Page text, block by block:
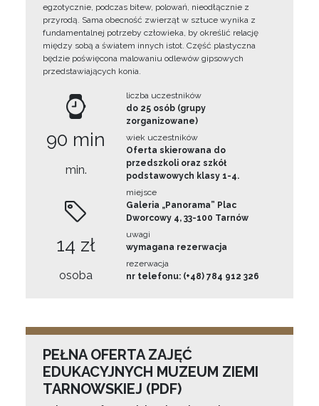
egzotycznie, podczas bitew, polowań, nieodłącznie z
przyrodą. Sama obecność zwierząt w sztuce wynika z
fundamentalnej potrzeby człowieka, by określić relację
między sobą a światem innych istot. Część plastyczna
będzie poświęcona malowaniu odlewów gipsowych
przedstawiających konia.
90 min
min.
14 zł
osoba
liczba uczestników
do 25 osób (grupy
zorganizowane)
wiek uczestników
Oferta skierowana do
przedszkoli oraz szkół
podstawowych klasy 1-4.
miejsce
Galeria „Panorama” Plac
Dworcowy 4, 33-100 Tarnów
uwagi
wymagana rezerwacja
rezerwacja
nr telefonu: (+48) 784 912 326
PEŁNA OFERTA ZAJĘĆ
EDUKACYJNYCH MUZEUM ZIEMI
TARNOWSKIEJ (PDF)